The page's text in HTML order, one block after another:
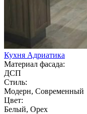
Кухня Адриатика
Материал фасада:
ДСП
Стиль:
Модерн, Современный
Цвет:
Белый, Орех